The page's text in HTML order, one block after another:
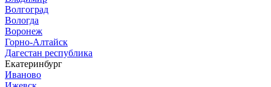
Волгоград
Вологда
Воронеж
Горно-Алтайск
Дагестан республика
Екатеринбург
Иваново